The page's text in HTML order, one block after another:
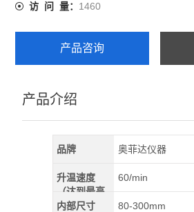
访 问 量： 1460
产品咨询
产品介绍
品牌 奥菲达仪器
升温速度
（达到最高
温）
60/min
内部尺寸 80-300mm